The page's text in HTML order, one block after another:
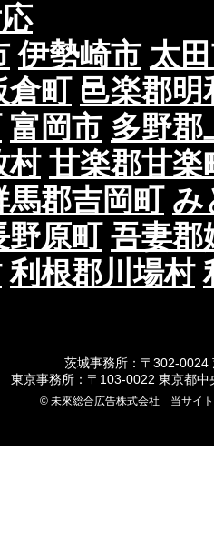
伊勢崎市 太
倉町 邑楽郡明
富岡市 多野郡
村 甘楽郡甘楽
馬郡吉岡町 み
野原町 吾妻郡
利根郡川場村
茨城事務所：〒302-0024
東京事務所：〒103-0022 東京都
© 未來総合広告株式会社 当サイ